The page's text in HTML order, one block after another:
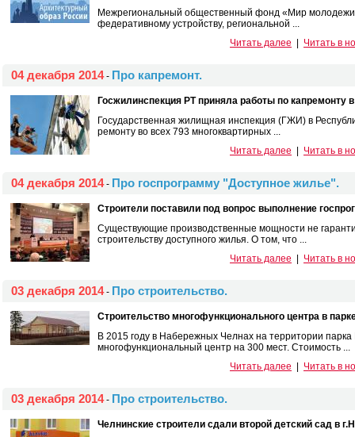
Межрегиональный общественный фонд «Мир
федеративному устройству, региональной ...
Читать далее
Читать в
04 декабря 2014- Про капремонт.
Госжилинспекция РТ приняла работы по
Государственная жилищная инспекция (ГЖИ) в
ремонту во всех 793 многоквартирных ...
Читать далее
Читать в
04 декабря 2014- Про госпрограмму "Доступное жилье".
Строители поставили под вопрос выполнение
Существующие производственные мощности не
строительству доступного жилья. О том, что ...
Читать далее
Читать в
03 декабря 2014- Про строительство.
Строительство многофункционального центра в
В 2015 году в Набережных Челнах на территории
многофункциональный центр на 300 мест. Стоимость ...
Читать далее
Читать в
03 декабря 2014- Про строительство.
Челнинские строители сдали второй детский сад в